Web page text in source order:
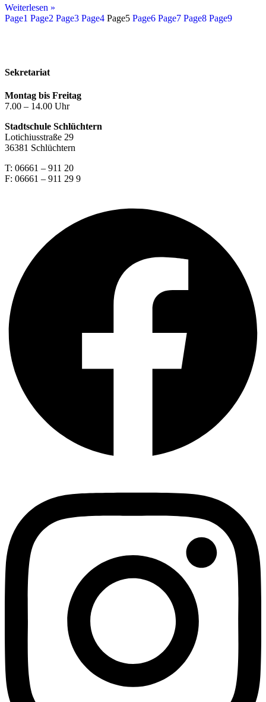
Weiterlesen »
Page1 Page2 Page3 Page4 Page5 Page6 Page7 Page8 Page9
Sekretariat
Montag bis Freitag
7.00 – 14.00 Uhr
Stadtschule Schlüchtern
Lotichiusstraße 29
36381 Schlüchtern
T: 06661 – 911 20
F: 06661 – 911 29 9